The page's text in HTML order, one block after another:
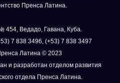
Пренса Латина.
454, Ведадо, Гавана, Куба.
7 838 3496, (+53) 7 838 3497
Латина © 2023
и разработан отделом развития
отдела Пренса Латина.